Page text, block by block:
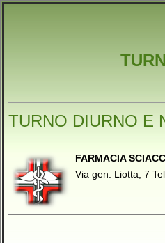
TURNO DIURNO E
FARMACIA
Via gen. Liotta, 7